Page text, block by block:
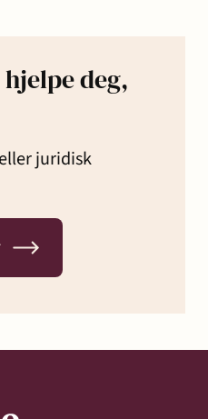
deg,
juridisk